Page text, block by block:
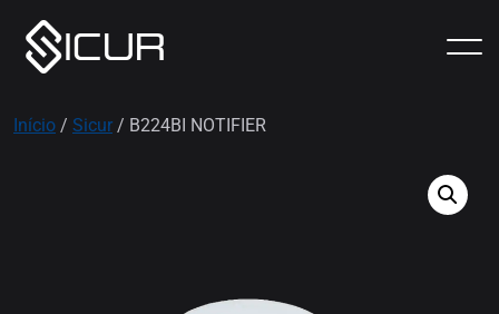
Início / Sicur / B224BI NOTIFIER